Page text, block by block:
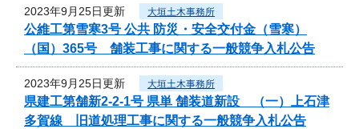
2023年9月25日更新 大垣土木事務所
公維工第雪寒3号 公共 防災・安全交付金（雪寒）
（国）365号 舗装工事に関する一般競争入札公告
2023年9月25日更新 大垣土木事務所
県建工第舗新2-2-1号 県単 舗装道新設 （一）上石津
多賀線 旧道処理工事に関する一般競争入札公告